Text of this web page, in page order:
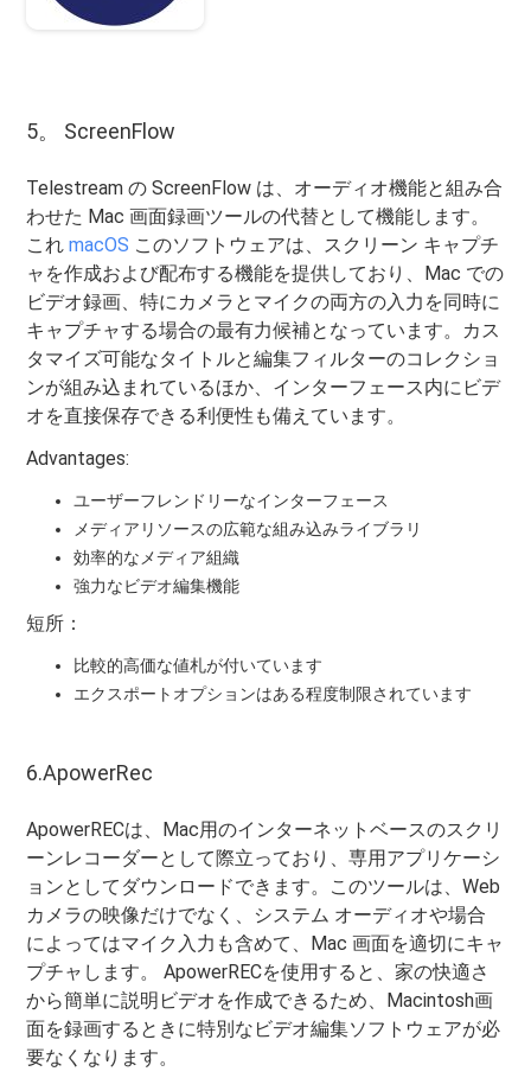
5。 ScreenFlow
Telestream の ScreenFlow は、オーディオ機能と組み合
わせた Mac 画面録画ツールの代替として機能します。
これmacOS このソフトウェアは、スクリーン キャプチ
ャを作成および配布する機能を提供しており、Mac での
ビデオ録画、特にカメラとマイクの両方の入力を同時に
キャプチャする場合の最有力候補となっています。カス
タマイズ可能なタイトルと編集フィルターのコレクショ
ンが組み込まれているほか、インターフェース内にビデ
オを直接保存できる利便性も備えています。
Advantages:
ユーザーフレンドリーなインターフェース
メディアリソースの広範な組み込みライブラリ
効率的なメディア組織
強力なビデオ編集機能
短所：
比較的高価な値札が付いています
エクスポートオプションはある程度制限されています
6.ApowerRec
ApowerRECは、Mac用のインターネットベースのスクリ
ーンレコーダーとして際立っており、専用アプリケーシ
ョンとしてダウンロードできます。このツールは、Web
カメラの映像だけでなく、システム オーディオや場合
によってはマイク入力も含めて、Mac 画面を適切にキャ
プチャします。 ApowerRECを使用すると、家の快適さ
から簡単に説明ビデオを作成できるため、Macintosh画
面を録画するときに特別なビデオ編集ソフトウェアが必
要なくなります。